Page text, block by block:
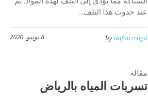
عند حدوث هذا التلف...
8 يونيو، 2020 bywafaa magd
مقالة
تسربات المياه بالرياض